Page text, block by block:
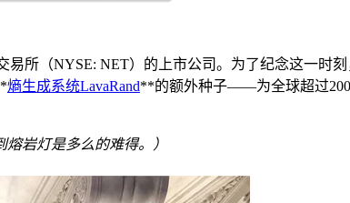
所（NYSE: NET）的上市公司。为了纪念这一时
熵生成系统LavaRand**的额外种子——为全球超过
岩灯是多么的难得。）